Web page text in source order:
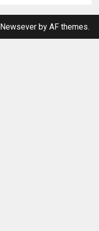
Newseverby AF themes.